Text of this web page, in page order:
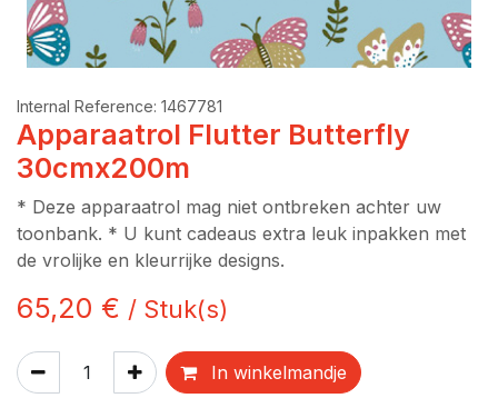
Internal Reference: 1467781
Apparaatrol Flutter Butterfly
30cmx200m
* Deze apparaatrol mag niet ontbreken achter uw
toonbank. * U kunt cadeaus extra leuk inpakken met
de vrolijke en kleurrijke designs.
65,20 € / Stuk(s)
In winkelmandje